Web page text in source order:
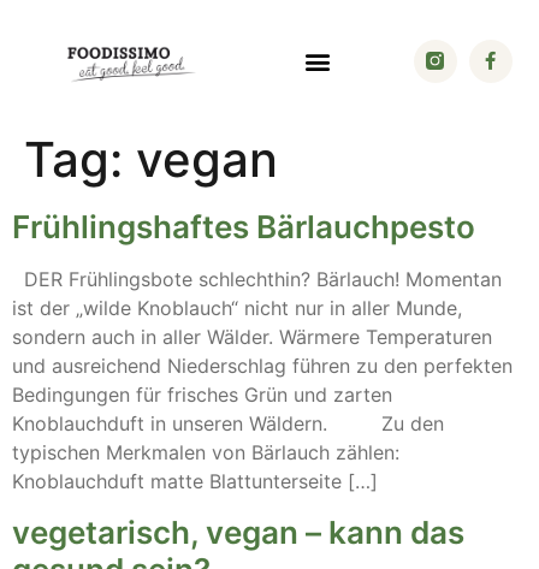
Tag: vegan
Frühlingshaftes Bärlauchpesto
DER Frühlingsbote schlechthin? Bärlauch! Momentan
ist der „wilde Knoblauch“ nicht nur in aller Munde,
sondern auch in aller Wälder. Wärmere Temperaturen
und ausreichend Niederschlag führen zu den perfekten
Bedingungen für frisches Grün und zarten
Knoblauchduft in unseren Wäldern. Zu den
typischen Merkmalen von Bärlauch zählen:
Knoblauchduft matte Blattunterseite […]
vegetarisch, vegan – kann das